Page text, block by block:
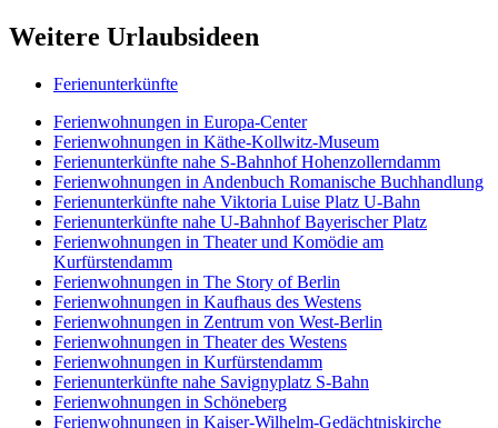
Weitere Urlaubsideen
Ferienunterkünfte
Ferienwohnungen in Europa-Center
Ferienwohnungen in Käthe-Kollwitz-Museum
Ferienunterkünfte nahe S-Bahnhof Hohenzollerndamm
Ferienwohnungen in Andenbuch Romanische Buchhandlung
Ferienunterkünfte nahe Viktoria Luise Platz U-Bahn
Ferienunterkünfte nahe U-Bahnhof Bayerischer Platz
Ferienwohnungen in Theater und Komödie am
Kurfürstendamm
Ferienwohnungen in The Story of Berlin
Ferienwohnungen in Kaufhaus des Westens
Ferienwohnungen in Zentrum von West-Berlin
Ferienwohnungen in Theater des Westens
Ferienwohnungen in Kurfürstendamm
Ferienunterkünfte nahe Savignyplatz S-Bahn
Ferienwohnungen in Schöneberg
Ferienwohnungen in Kaiser-Wilhelm-Gedächtniskirche